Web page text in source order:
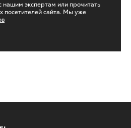
нашим экспертам или прочитать
посетителей сайта. Мы уже